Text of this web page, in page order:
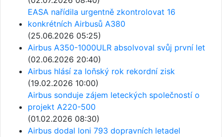
EASA nařídila urgentně zkontrolovat 16
konkrétních Airbusů A380
(25.06.2026 05:25)
Airbus A350-1000ULR absolvoval svůj první let
(02.06.2026 20:40)
Airbus hlásí za loňský rok rekordní zisk
(19.02.2026 10:00)
Airbus sonduje zájem leteckých společností o
projekt A220-500
(01.02.2026 08:30)
Airbus dodal loni 793 dopravních letadel